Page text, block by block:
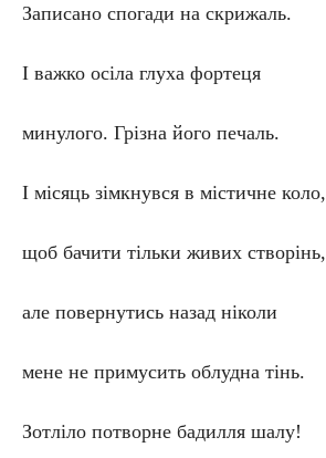
Записано спогади на скрижаль.
І важко осіла глуха фортеця
минулого. Грізна його печаль.
І місяць зімкнувся в містичне коло,
щоб бачити тільки живих створінь,
але повернутись назад ніколи
мене не примусить облудна тінь.
Зотліло потворне бадилля шалу!